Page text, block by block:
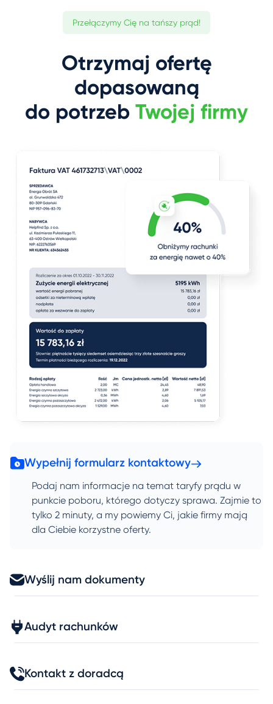
Przełączymy Cię na tańszy prąd!
Otrzymaj ofertę
dopasowaną
do potrzeb Twojej firmy
Wypełnij formularz kontaktowy
Podaj nam informacje na temat taryfy prądu w
punkcie poboru, którego dotyczy sprawa. Zajmie to
tylko 2 minuty, a my powiemy Ci, jakie firmy mają
dla Ciebie korzystne oferty.
Wyślij nam dokumenty
Audyt rachunków
Kontakt z doradcą